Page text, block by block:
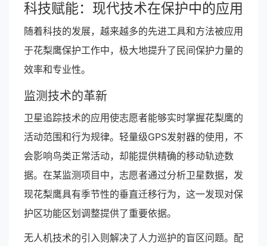
科技赋能：现代技术在保护中的应用
随着科技的发展，越来越多的先进工具和方法被应用
于花梨鹰保护工作中，极大地提升了民间保护力量的
效率和专业性。
监测技术的革新
卫星追踪技术的应用使志愿者能够实时掌握花梨鹰的
活动范围和行为规律。轻量级GPS发射器的使用，不
会影响鸟类正常活动，却能提供精确的移动轨迹数
据。在某监测项目中，志愿者通过分析卫星数据，发
现花梨鹰具有季节性的垂直迁移行为，这一发现对保
护区功能区划调整提供了重要依据。
无人机技术的引入则解决了人力巡护的盲区问题。配